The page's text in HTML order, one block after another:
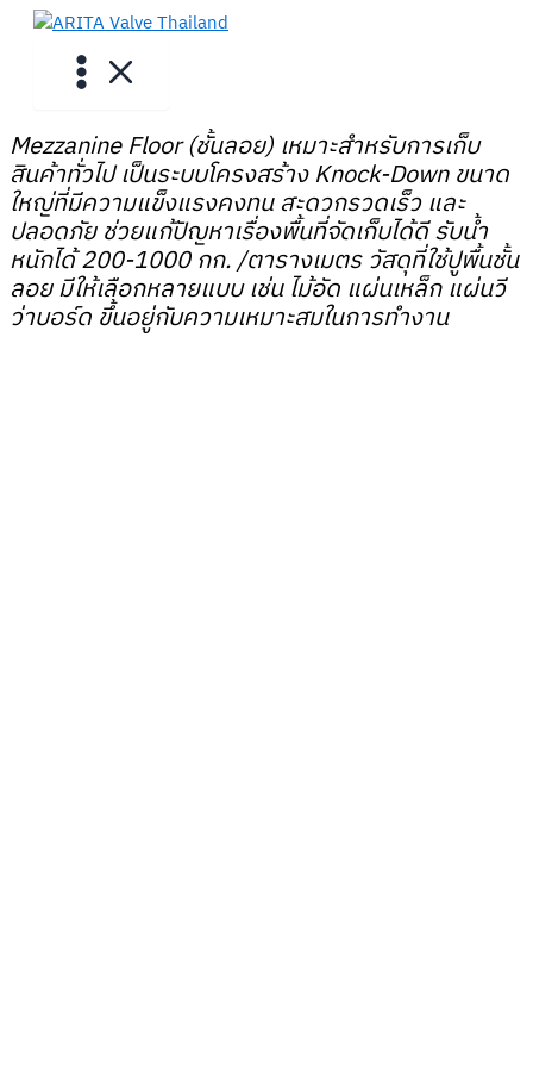
Skip
Mezzanine Floor (ชั้นลอย) เหมาะสำหรับการเก็บ
สินค้าทั่วไป เป็นระบบโครงสร้าง Knock-Down ขนาด
ใหญ่ที่มีความแข็งแรงคงทน สะดวกรวดเร็ว และ
ปลอดภัย ช่วยแก้ปัญหาเรื่องพื้นที่จัดเก็บได้ดี รับน้ำ
หนักได้ 200-1000 กก. /ตารางเมตร วัสดุที่ใช้ปูพื้นชั้น
ลอย มีให้เลือกหลายแบบ เช่น ไม้อัด แผ่นเหล็ก แผ่นวี
ว่าบอร์ด ขึ้นอยู่กับความเหมาะสมในการทำงาน